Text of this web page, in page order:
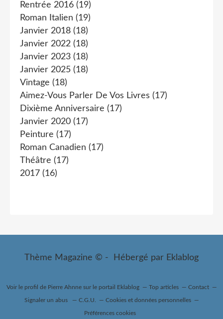
Rentrée 2016 (19)
Roman Italien (19)
Janvier 2018 (18)
Janvier 2022 (18)
Janvier 2023 (18)
Janvier 2025 (18)
Vintage (18)
Aimez-Vous Parler De Vos Livres (17)
Dixième Anniversaire (17)
Janvier 2020 (17)
Peinture (17)
Roman Canadien (17)
Théâtre (17)
2017 (16)
Thème Magazine © - Hébergé par Eklablog
Voir le profil de Pierre Ahnnesur le portail Eklablog Top articles Contact
Signaler un abus C.G.U. Cookies et données personnelles
Préférences cookies